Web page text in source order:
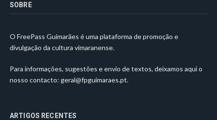
SOBRE
O FreePass Guimarães é uma plataforma de promoção e
divulgação da cultura vimaranense.
Para informações, sugestões e envio de textos, deixamos aqui o
nosso contacto: geral@fpguimaraes.pt.
ARTIGOS RECENTES